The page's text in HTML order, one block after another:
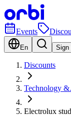
Events
En Sign
Discounts
Technology
Electrolux